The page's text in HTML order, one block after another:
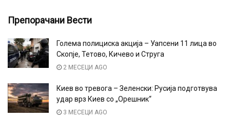
Препорачани Вести
Голема полициска акција – Уапсени 11 лица во
Скопје, Тетово, Кичево и Струга
2 МЕСЕЦИ AGO
Киев во тревога – Зеленски: Русија подготвува
удар врз Киев со „Орешник“
3 МЕСЕЦИ AGO